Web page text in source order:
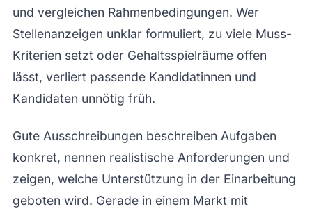
und vergleichen Rahmenbedingungen. Wer
Stellenanzeigen unklar formuliert, zu viele Muss-
Kriterien setzt oder Gehaltsspielräume offen
lässt, verliert passende Kandidatinnen und
Kandidaten unnötig früh.
Gute Ausschreibungen beschreiben Aufgaben
konkret, nennen realistische Anforderungen und
zeigen, welche Unterstützung in der Einarbeitung
geboten wird. Gerade in einem Markt mit